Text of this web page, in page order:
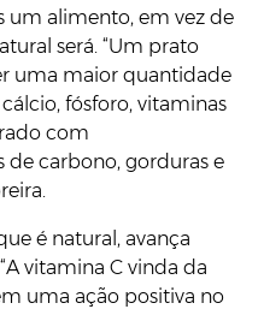
um alimento, em vez de
será. “Um prato
uma maior quantidade
cálcio, fósforo, vitaminas
com
de carbono, gorduras e
é natural, avança
vitamina C vinda da
uma ação positiva no